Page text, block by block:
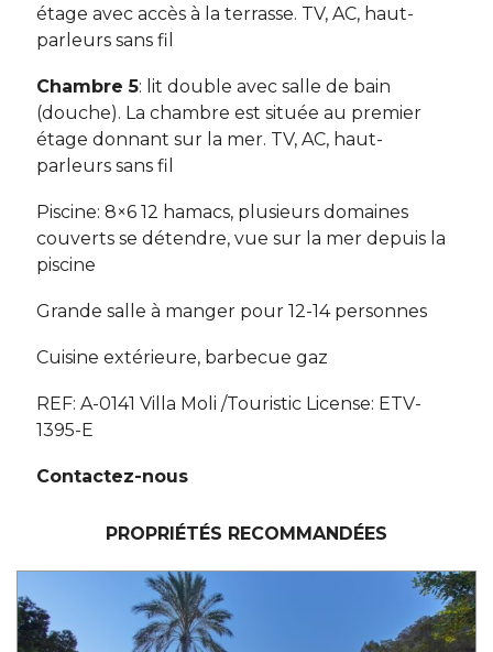
étage avec accès à la terrasse. TV, AC, haut-
parleurs sans fil
Chambre 5: lit double avec salle de bain
(douche). La chambre est située au premier
étage donnant sur la mer. TV, AC, haut-
parleurs sans fil
Piscine: 8×6 12 hamacs, plusieurs domaines
couverts se détendre, vue sur la mer depuis la
piscine
Grande salle à manger pour 12-14 personnes
Cuisine extérieure, barbecue gaz
REF: A-0141 Villa Moli /Touristic License: ETV-
1395-E
Contactez-nous
PROPRIÉTÉS RECOMMANDÉES